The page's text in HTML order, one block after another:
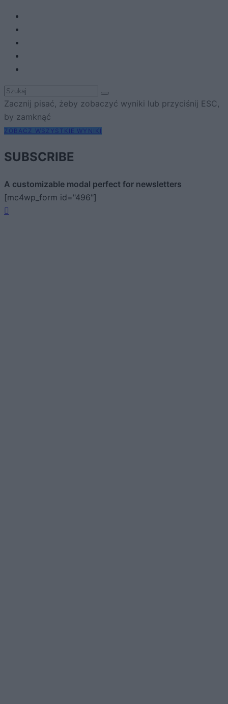
Zacznij pisać, żeby zobaczyć wyniki lub przyciśnij ESC,
by zamknąć
ZOBACZ WSZYSTKIE WYNIKI
SUBSCRIBE
A customizable modal perfect for newsletters
[mc4wp_form id="496"]